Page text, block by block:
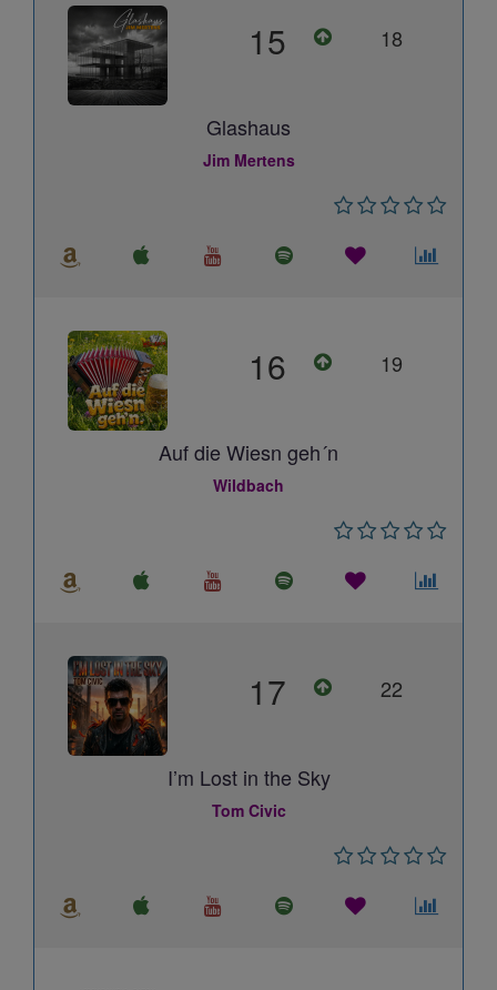
15 18
Glashaus
Jim Mertens
16 19
Auf die Wiesn geh´n
Wildbach
17 22
I’m Lost in the Sky
Tom Civic